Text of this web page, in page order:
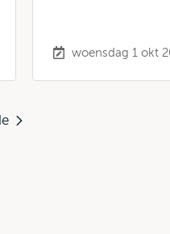
woensdag 1 okt